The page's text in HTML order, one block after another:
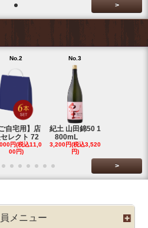
>
No.2
ご自宅用】店
レクト 72
円(税込11,0
00円)
No.3
紀土 山田錦50 1
800mL
3,200円(税込3,520
円)
>
メニュー